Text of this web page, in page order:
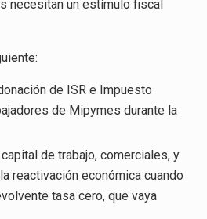
necesitan un estímulo fiscal
de ISR e Impuesto
de Mipymes durante la
de trabajo, comerciales, y
reactivación económica cuando
tasa cero, que vaya